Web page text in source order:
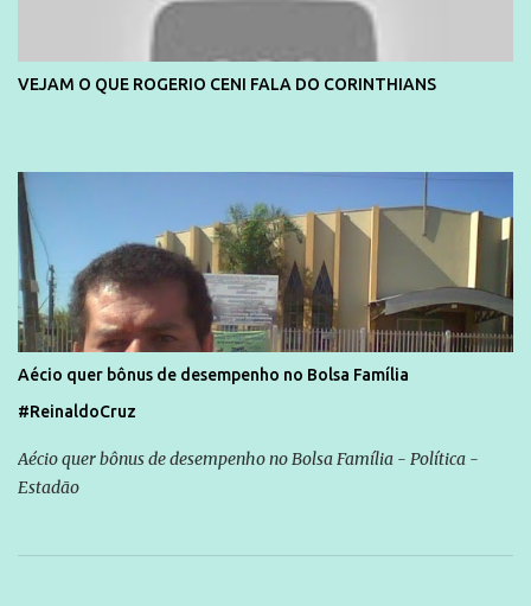
VEJAM O QUE ROGERIO CENI FALA DO CORINTHIANS
Aécio quer bônus de desempenho no Bolsa Família
#ReinaldoCruz
Aécio quer bônus de desempenho no Bolsa Família - Política -
Estadão